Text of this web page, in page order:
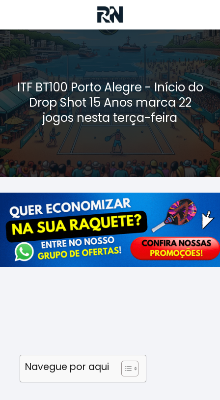
ITF BT100 Porto Alegre - Início do
Drop Shot 15 Anos marca 22
jogos nesta terça-feira
Navegue por aqui